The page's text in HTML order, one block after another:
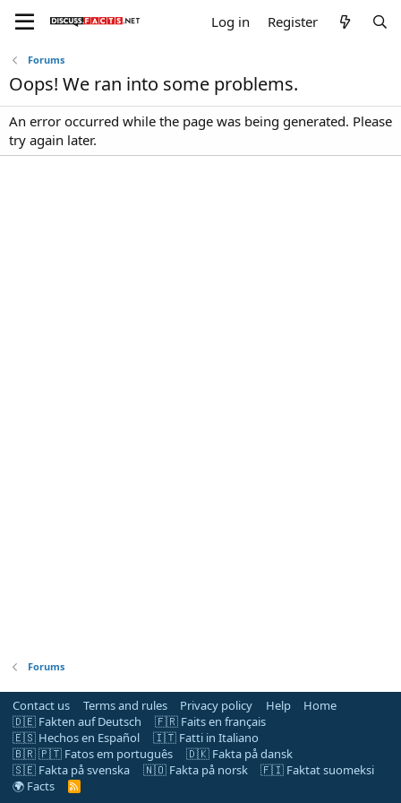
Log in Register
Forums
Oops! We ran into some problems.
An error occurred while the page was being generated. Please
try again later.
Forums
Contact us Terms and rules Privacy policy Help
Home
🇩🇪 Fakten auf Deutsch
🇫🇷 Faits en français
🇪🇸 Hechos en Español
🇮🇹 Fatti in Italiano
🇧🇷 🇵🇹 Fatos em português
🇩🇰 Fakta på dansk
🇸🇪 Fakta på svenska
🇳🇴 Fakta på norsk
🇫🇮 Faktat suomeksi
🌍 Facts
R